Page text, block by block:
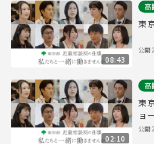
08:43
高
東
公開
02:10
高
東
ョ
公開